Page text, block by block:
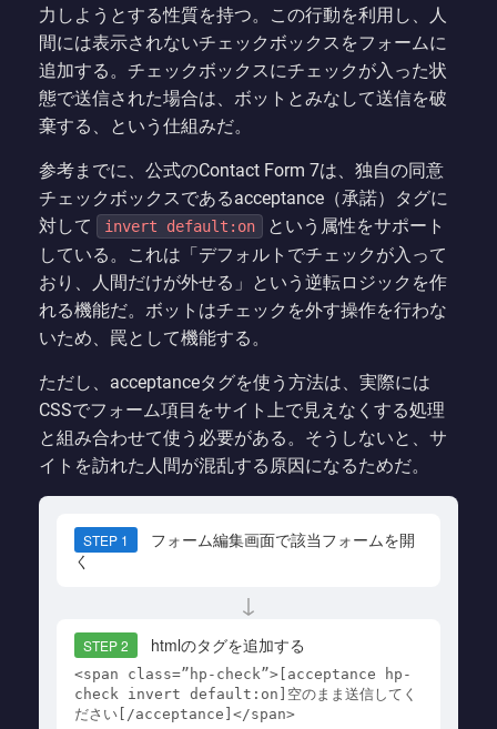
力しようとする性質を持つ。この行動を利用し、人
間には表示されないチェックボックスをフォームに
追加する。チェックボックスにチェックが入った状
態で送信された場合は、ボットとみなして送信を破
棄する、という仕組みだ。
参考までに、公式のContact Form 7は、独自の同意
チェックボックスであるacceptance（承諾）タグに
対して
invert default:on
という属性をサポート
している。これは「デフォルトでチェックが入って
おり、人間だけが外せる」という逆転ロジックを作
れる機能だ。ボットはチェックを外す操作を行わな
いため、罠として機能する。
ただし、acceptanceタグを使う方法は、実際には
CSSでフォーム項目をサイト上で見えなくする処理
と組み合わせて使う必要がある。そうしないと、サ
イトを訪れた人間が混乱する原因になるためだ。
STEP 1
フォーム編集画面で該当フォームを開
く
↓
STEP 2 htmlのタグを追加する
<span class=”hp-check”>[acceptance hp-
check invert default:on]空のまま送信してく
ださい[/acceptance]</span>